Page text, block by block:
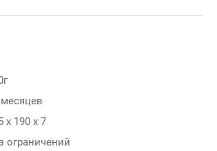
х 190 х 7
ограничений